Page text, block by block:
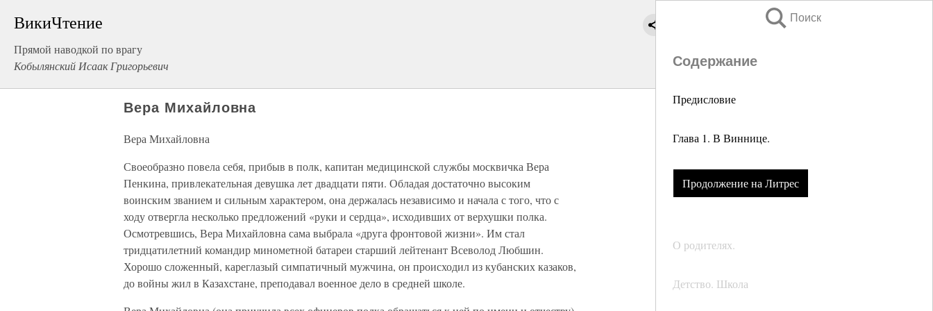
ВикиЧтение
Прямой наводкой по врагу
Кобылянский Исаак Григорьевич
Поиск
Содержание
Предисловие
Глава 1. В Виннице.
Продолжение на Литрес
О родителях.
Детство. Школа
Вера Михайловна
Вера Михайловна
Своеобразно повела себя, прибыв в полк, капитан медицинской службы москвичка Вера
Пенкина, привлекательная девушка лет двадцати пяти. Обладая достаточно высоким
воинским званием и сильным характером, она держалась независимо и начала с того, что с
ходу отвергла несколько предложений «руки и сердца», исходивших от верхушки полка.
Осмотревшись, Вера Михайловна сама выбрала «друга фронтовой жизни». Им стал
тридцатилетний командир минометной батареи старший лейтенант Всеволод Любшин.
Хорошо сложенный, кареглазый симпатичный мужчина, он происходил из кубанских казаков,
до войны жил в Казахстане, преподавал военное дело в средней школе.